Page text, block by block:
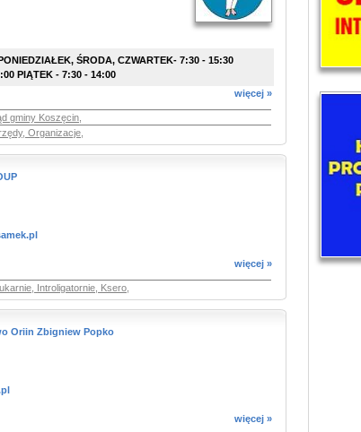
ŚRODA, CZWARTEK- 7:30 - 15:30
PIĄTEK - 7:30 - 14:00
więcej »
gminy Koszęcin
Organizacje
więcej »
Introligatornie, Ksero
Oriin Zbigniew Popko
więcej »